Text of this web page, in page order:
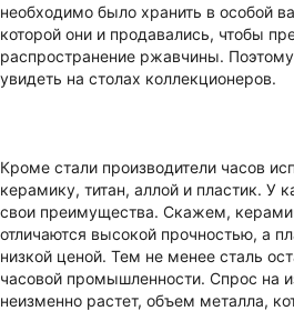
необходимо было хранить в особой
которой они и продавались, чтобы
распространение ржавчины.
увидеть на столах коллекционеров.
Кроме стали производители часов
керамику, титан, аллой и пластик. У
свои преимущества. Скажем,
отличаются высокой прочностью, а
низкой ценой. Тем не менее сталь
часовой промышленности. Спрос на
неизменно растет, объем металла,